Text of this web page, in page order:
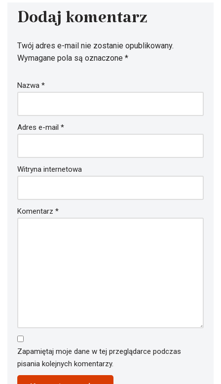
Dodaj komentarz
Twój adres e-mail nie zostanie opublikowany.
Wymagane pola są oznaczone *
Nazwa *
Adres e-mail *
Witryna internetowa
Komentarz *
Zapamiętaj moje dane w tej przeglądarce podczas
pisania kolejnych komentarzy.